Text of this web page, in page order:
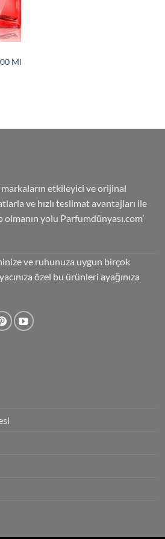
Ml
etkileyici ve orijinal
ve hızlı teslimat avantajları ile
yolu Parfumdünyası.com’
ve ruhunuza uygun birçok
özel bu ürünleri ayağınıza